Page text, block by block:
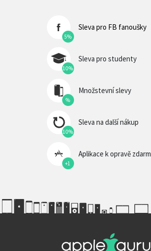
5%
Sleva pro FB fanoušky
10%
Sleva pro studenty
%
Množstevní slevy
10%
Sleva na další nákup
+1
Aplikace k opravě